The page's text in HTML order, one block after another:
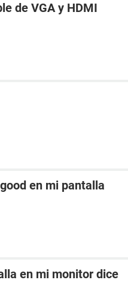
de VGA y HDMI
en mi pantalla
en mi monitor dice